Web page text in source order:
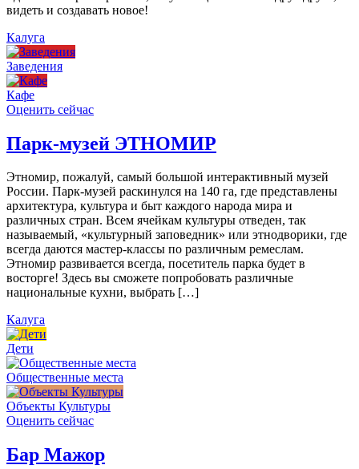
видеть и создавать новое!
Калуга
Заведения
Кафе
Оценить сейчас
Парк-музей ЭТНОМИР
Этномир, пожалуй, самый большой интерактивный музей
России. Парк-музей раскинулся на 140 га, где представлены
архитектура, культура и быт каждого народа мира и
различных стран. Всем ячейкам культуры отведен, так
называемый, «культурный заповедник» или этнодворики, где
всегда даются мастер-классы по различным ремеслам.
Этномир развивается всегда, посетитель парка будет в
восторге! Здесь вы сможете попробовать различные
национальные кухни, выбрать […]
Калуга
Дети
Общественные места
Объекты Культуры
Оценить сейчас
Бар Мажор